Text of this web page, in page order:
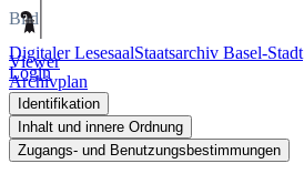
Digitaler LesesaalStaatsarchiv Basel-Stadt
Login
Bild
Viewer
Archivplan
Identifikation
Inhalt und innere Ordnung
Zugangs- und Benutzungsbestimmungen